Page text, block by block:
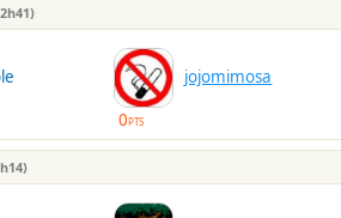
jojomimosa
0PTS